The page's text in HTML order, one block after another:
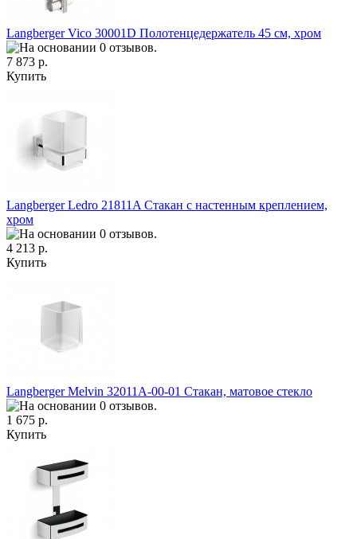
Langberger Vico 30001D Полотенцедержатель 45 см, хром
7 873 р.
Купить
Langberger Ledro 21811A Стакан с настенным креплением,
хром
4 213 р.
Купить
Langberger Melvin 32011A-00-01 Стакан, матовое стекло
1 675 р.
Купить